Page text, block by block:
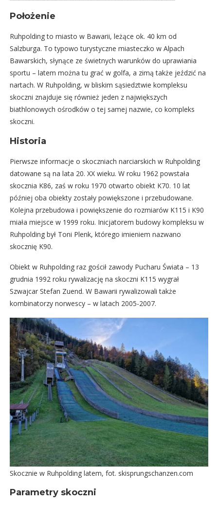
Położenie
Ruhpolding to miasto w Bawarii, leżące ok. 40 km od
Salzburga. To typowo turystyczne miasteczko w Alpach
Bawarskich, słynące ze świetnych warunków do uprawiania
sportu – latem można tu grać w golfa, a zimą także jeździć na
nartach. W Ruhpolding, w bliskim sąsiedztwie kompleksu
skoczni znajduje się również jeden z największych
biathlonowych ośrodków o tej samej nazwie, co kompleks
skoczni.
Historia
Pierwsze informacje o skoczniach narciarskich w Ruhpolding
datowane są na lata 20. XX wieku. W roku 1962 powstała
skocznia K86, zaś w roku 1970 otwarto obiekt K70. 10 lat
później oba obiekty zostały powiększone i przebudowane.
Kolejna przebudowa i powiększenie do rozmiarów K115 i K90
miała miejsce w 1999 roku. Inicjatorem budowy kompleksu w
Ruhpolding był Toni Plenk, którego imieniem nazwano
skocznię K90.
Obiekt w Ruhpolding raz gościł zawody Pucharu Świata – 13
grudnia 1992 roku rywalizację na skoczni K115 wygrał
Szwajcar Stefan Zuend. W Bawarii rywalizowali także
kombinatorzy norwescy – w latach 2005-2007.
Skocznie w Ruhpolding latem, fot. skisprungschanzen.com
Parametry skoczni